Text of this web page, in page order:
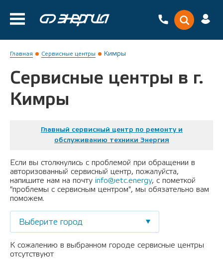
Главная Сервисные центры Кимры
Сервисные центры в г.
Кимры
Главный сервисный центр по ремонту и
обслуживанию техники Энергия
Если вы столкнулись с проблемой при обращении в
авторизованный сервисный центр, пожалуйста,
напишите нам на почту info@etc.energy, с пометкой
"проблемы с сервисным центром", мы обязательно вам
поможем.
Выберите город
К сожалению в выбранном городе сервисные центры
отсутствуют